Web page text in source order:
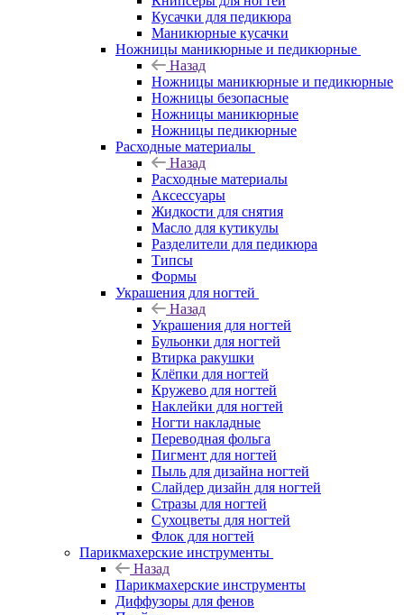
Кусачки для педикюра
Маникюрные кусачки
Ножницы маникюрные и педикюрные
Назад
Ножницы маникюрные и педикюрные
Ножницы безопасные
Ножницы маникюрные
Ножницы педикюрные
Расходные материалы
Назад
Расходные материалы
Аксессуары
Жидкости для снятия
Масло для кутикулы
Разделители для педикюра
Типсы
Формы
Украшения для ногтей
Назад
Украшения для ногтей
Бульонки для ногтей
Втирка ракушки
Клёпки для ногтей
Кружево для ногтей
Наклейки для ногтей
Ногти накладные
Переводная фольга
Пигмент для ногтей
Пыль для дизайна ногтей
Слайдер дизайн для ногтей
Стразы для ногтей
Сухоцветы для ногтей
Флок для ногтей
Парикмахерские инструменты
Назад
Парикмахерские инструменты
Диффузоры для фенов